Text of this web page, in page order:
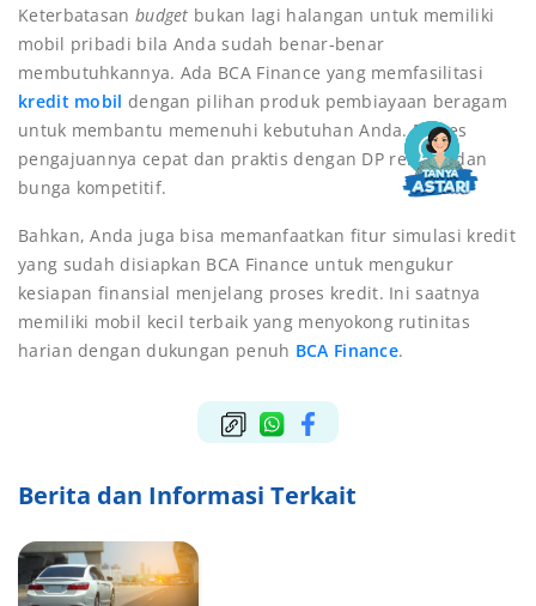
Keterbatasan budget bukan lagi halangan untuk memiliki
mobil pribadi bila Anda sudah benar-benar
membutuhkannya. Ada BCA Finance yang memfasilitasi
kredit mobil dengan pilihan produk pembiayaan beragam
untuk membantu memenuhi kebutuhan Anda. Proses
pengajuannya cepat dan praktis dengan DP rendah dan
bunga kompetitif.
Bahkan, Anda juga bisa memanfaatkan fitur simulasi kredit
yang sudah disiapkan BCA Finance untuk mengukur
kesiapan finansial menjelang proses kredit. Ini saatnya
memiliki mobil kecil terbaik yang menyokong rutinitas
harian dengan dukungan penuh BCA Finance.
Berita dan Informasi Terkait